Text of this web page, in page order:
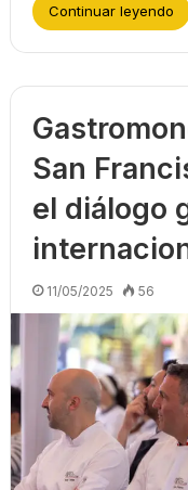
Continuar leyendo
San
el diálogo
11/05/2025 56